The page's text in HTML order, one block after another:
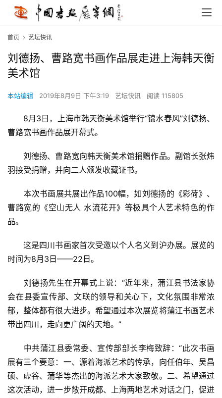
首页 艺坛快讯
刘德扬、曹路宽书画作品展走进上海韩天衡
美术馆
本站编辑 2019年8月9日 下午3:19 艺坛快讯 阅读 115805
8月3日，上海市韩天衡美术馆举行“锦水春风”刘德扬、
曹路宽书画作品展开幕式。
刘德扬、曹路宽向韩天衡美术馆捐赠作品。副馆长张炜
羽接受捐赠，并向二人颁发收藏证书。
本次书画展共展出作品100幅，如刘德扬的《彩荷》、
曹路宽的《空山无人 水流花开》等极具个人艺术特色的作
品。
这是四川书画家首次受邀以个人名义到沪办展。展览的
时间为8月3日——22日。
刘德扬先生在开幕式上说：“近年来，蒲江县书法家协
会在县委宣传部、文联的领导和关心下，文化氛围非常浓
郁，整体都有很大进步。希望通过本次展览将蒲江书画艺术
带出四川，走向更广阔的天地。”
中共蒲江县委常委、宣传部部长李梅致辞：“此次书画
展有三个要意：一、源着海派艺术的传承，向任伯年、吴昌
硕、虚谷、蒲华等杰出的海派艺术大家致敬。二、希望通过
这次活动，进一步敞开成都、上海两地艺术对话之门，促进